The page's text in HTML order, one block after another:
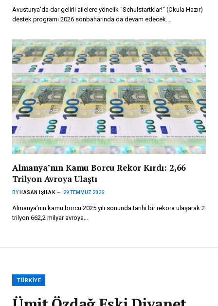
Avusturya’da dar gelirli ailelere yönelik “Schulstartklar!” (Okula Hazır)
destek programı 2026 sonbaharında da devam edecek.…
Almanya’nın Kamu Borcu Rekor Kırdı: 2,66
Trilyon Avroya Ulaştı
BY HASAN IŞILAK 29 TEMMUZ 2026
Almanya’nın kamu borcu 2025 yılı sonunda tarihi bir rekora ulaşarak 2
trilyon 662,2 milyar avroya…
TÜRKIYE